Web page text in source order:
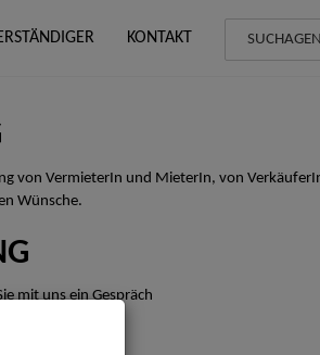
KONTAKT
von VermieterIn und MieterIn, von
Wünsche.
mit uns ein Gespräch